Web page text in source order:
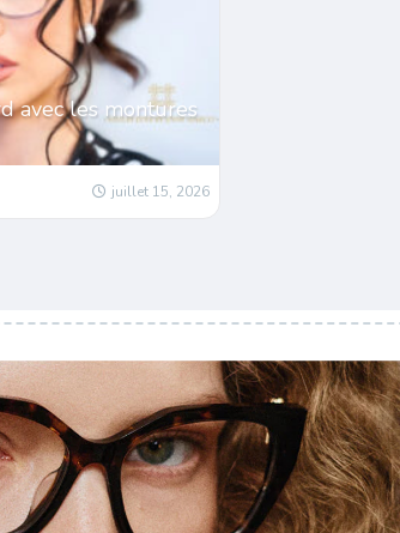
avec les montures
juillet 15, 2026